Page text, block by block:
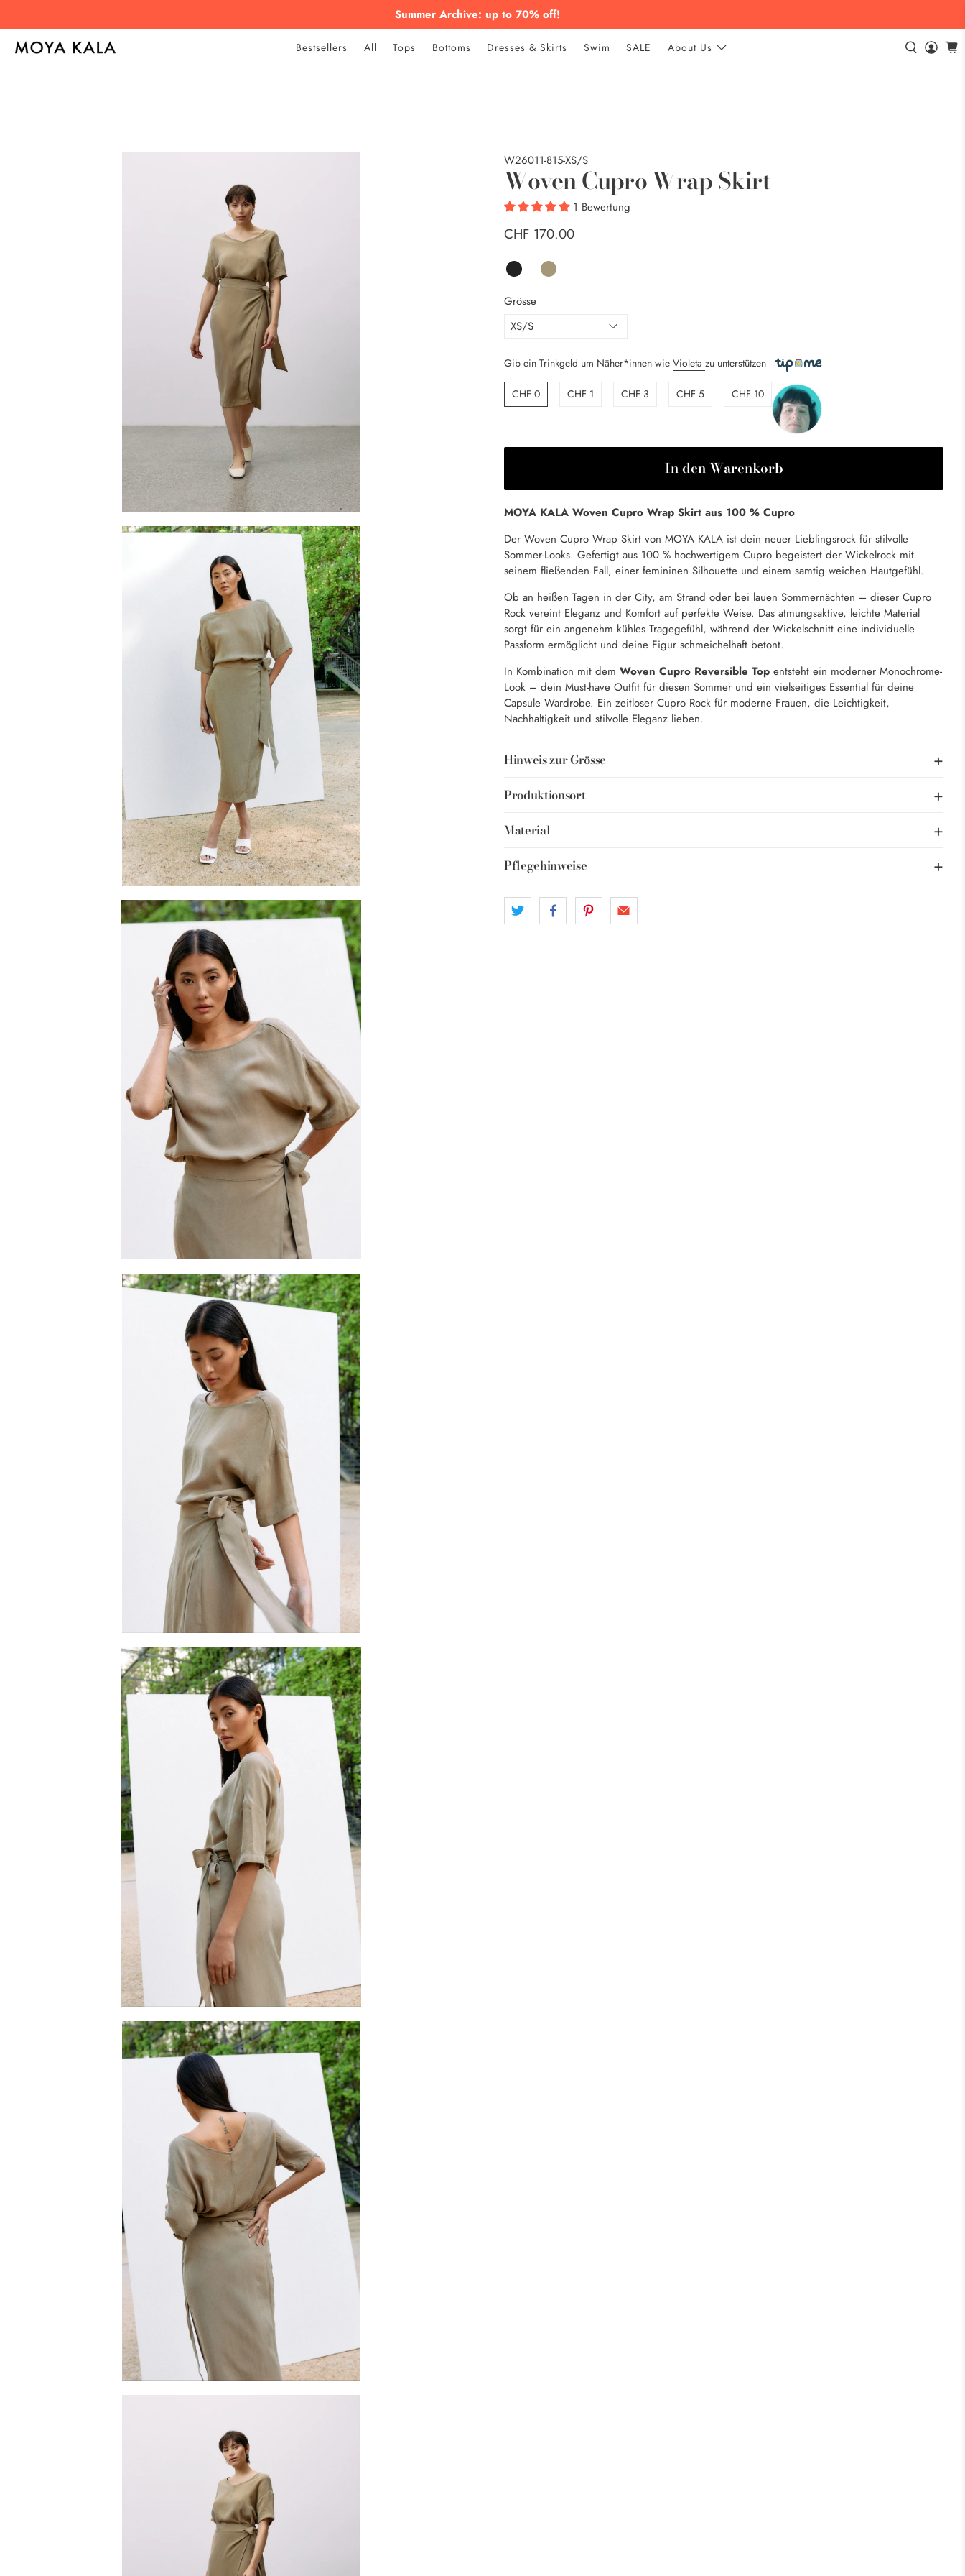
Summer Archive: up to 70% off!
Bestsellers All Tops Bottoms Dresses & Skirts Swim SALE About Us
W26011-815-XS/S
Woven Cupro Wrap Skirt
1 Bewertung
CHF 170.00
Grösse
Gib ein Trinkgeld um Näher*innen wie Violeta zu unterstützen
CHF 0 CHF 1 CHF 3 CHF 5 CHF 10
In den Warenkorb
MOYA KALA Woven Cupro Wrap Skirt aus 100 % Cupro
Der Woven Cupro Wrap Skirt von MOYA KALA ist dein neuer Lieblingsrock für stilvolle
Sommer-Looks. Gefertigt aus 100 % hochwertigem Cupro begeistert der Wickelrock mit
seinem fließenden Fall, einer femininen Silhouette und einem samtig weichen Hautgefühl.
Ob an heißen Tagen in der City, am Strand oder bei lauen Sommernächten – dieser Cupro
Rock vereint Eleganz und Komfort auf perfekte Weise. Das atmungsaktive, leichte Material
sorgt für ein angenehm kühles Tragegefühl, während der Wickelschnitt eine individuelle
Passform ermöglicht und deine Figur schmeichelhaft betont.
In Kombination mit dem Woven Cupro Reversible Top entsteht ein moderner Monochrome-
Look – dein Must-have Outfit für diesen Sommer und ein vielseitiges Essential für deine
Capsule Wardrobe. Ein zeitloser Cupro Rock für moderne Frauen, die Leichtigkeit,
Nachhaltigkeit und stilvolle Eleganz lieben.
Hinweis zur Grösse
Produktionsort
Material
Pflegehinweise